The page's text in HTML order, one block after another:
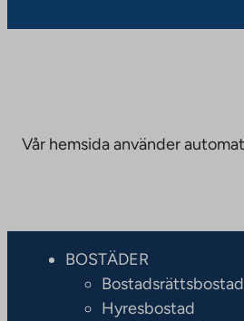
Vår hemsida använder
BOSTÄDER
Bostadsrättsbostad
Hyresbostad